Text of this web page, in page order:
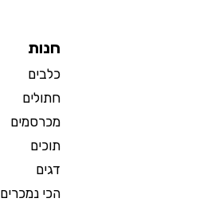
חנות
כלבים
חתולים
מכרסמים
תוכים
דגים
הכי נמכרים